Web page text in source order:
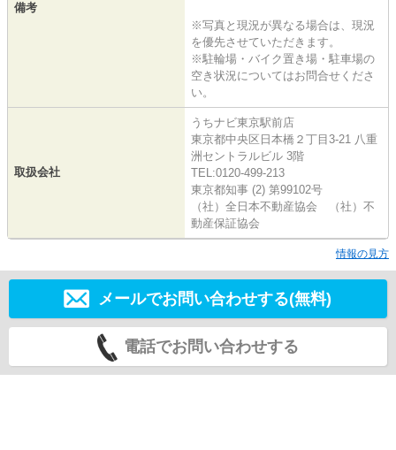
備考
※写真と現況が異なる場合は、現況
を優先させていただきます。
※駐輪場・バイク置き場・駐車場の
空き状況についてはお問合せくださ
い。
取扱会社
うちナビ東京駅前店
東京都中央区日本橋２丁目3-21 八重
洲セントラルビル 3階
TEL:0120-499-213
東京都知事 (2) 第99102号
（社）全日本不動産協会 （社）不
動産保証協会
情報の見方
メールでお問い合わせする(無料)
電話でお問い合わせする